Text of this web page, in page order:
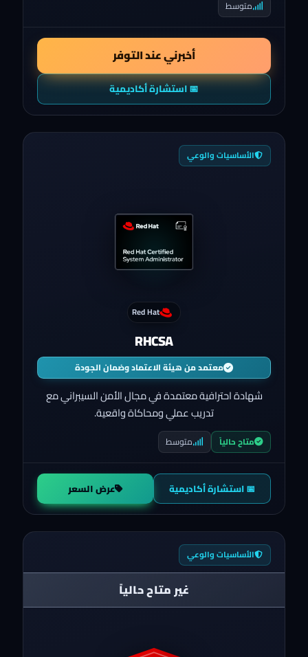
متوسط
أخبرني عند التوفر
📅 استشارة أكاديمية
الأساسيات والوعي
Red Hat
RHCSA
معتمد من هيئة الاعتماد وضمان الجودة
شهادة احترافية معتمدة في مجال الأمن السيبراني مع
تدريب عملي ومحاكاة واقعية.
متاح حالياً متوسط
📅 استشارة أكاديمية عرض السعر
الأساسيات والوعي
غير متاح حالياً